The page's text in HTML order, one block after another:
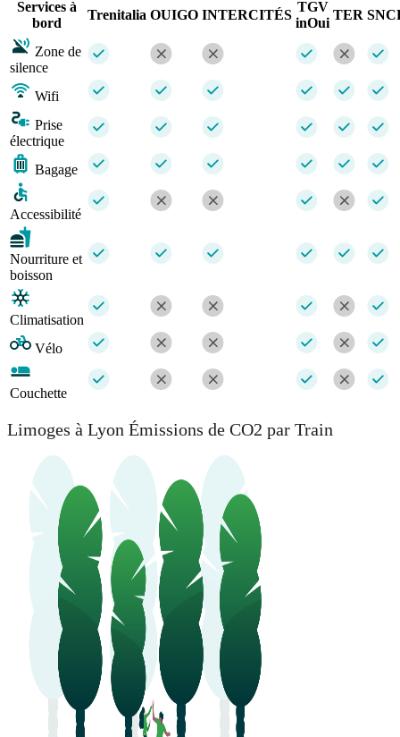
Services à
bord
Trenitalia OUIGO INTERCITÉS
TGV
inOui
TER
Zone de
silence
Wifi
Prise
électrique
Bagage
Accessibilité
Nourriture et
boisson
Climatisation
Vélo
Couchette
Limoges à Lyon Émissions de CO2 par Train